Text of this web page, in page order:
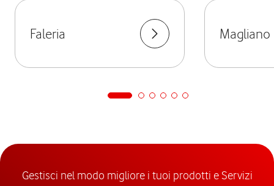
Faleria
Gestisci nel modo migliore i tuoi prodotti e Servizi